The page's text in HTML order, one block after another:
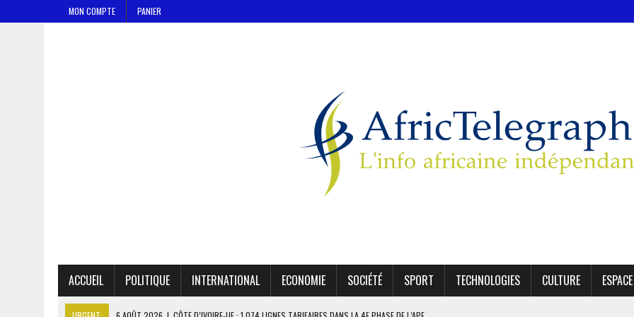
MON COMPTE PANIER
ACCUEIL POLITIQUE INTERNATIONAL ECONOMIE SOCIÉTÉ SPORT TECHNOLOGIES CULTURE